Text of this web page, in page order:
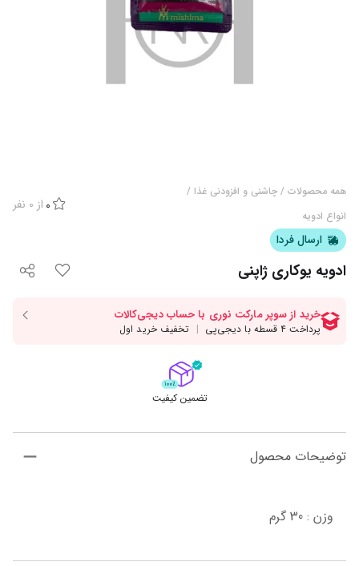
همه محصولات / چاشنی و افزودنی غذا /
انواع ادویه
0 از 0 نفر
ارسال فردا
ادویه یوکاری ژاپنی
تضمین کیفیت
توضیحات محصول
وزن : 30 گرم